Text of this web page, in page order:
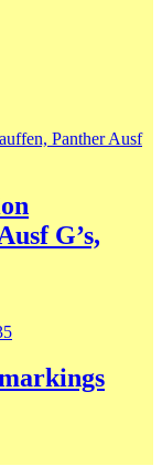
G’s,